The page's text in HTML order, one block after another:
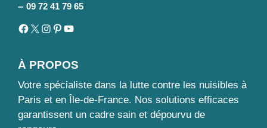
– 09 72 41 79 65
Facebook
X Instagram
Pinterest
YouTube
À PROPOS
Votre spécialiste dans la lutte contre les nuisibles à
Paris et en Île-de-France. Nos solutions efficaces
garantissent un cadre sain et dépourvu de